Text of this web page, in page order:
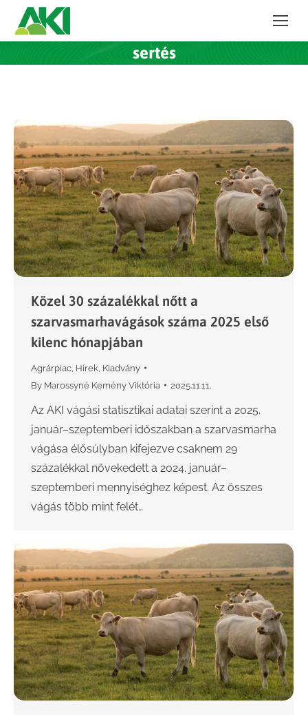
sertés
Közel 30 százalékkal nőtt a
szarvasmarhavágások száma 2025 első
kilenc hónapjában
Agrárpiac Hírek Kiadvány
By Marossyné Kemény Viktória 2025.11.11.
Az AKI vágási statisztikai adatai szerint a 2025.
január–szeptemberi időszakban a szarvasmarha
vágása élősúlyban kifejezve csaknem 29
százalékkal növekedett a 2024. január–
szeptemberi mennyiséghez képest. Az összes
vágás több mint felét…